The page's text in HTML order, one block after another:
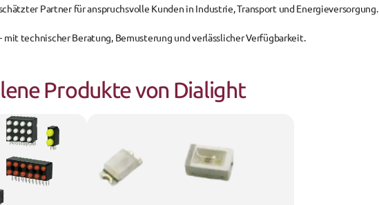
Partner für anspruchsvolle Kunden in Industrie, Transport und Energieversorgung.
technischer Beratung, Bemusterung und verlässlicher Verfügbarkeit.
Produkte von Dialight